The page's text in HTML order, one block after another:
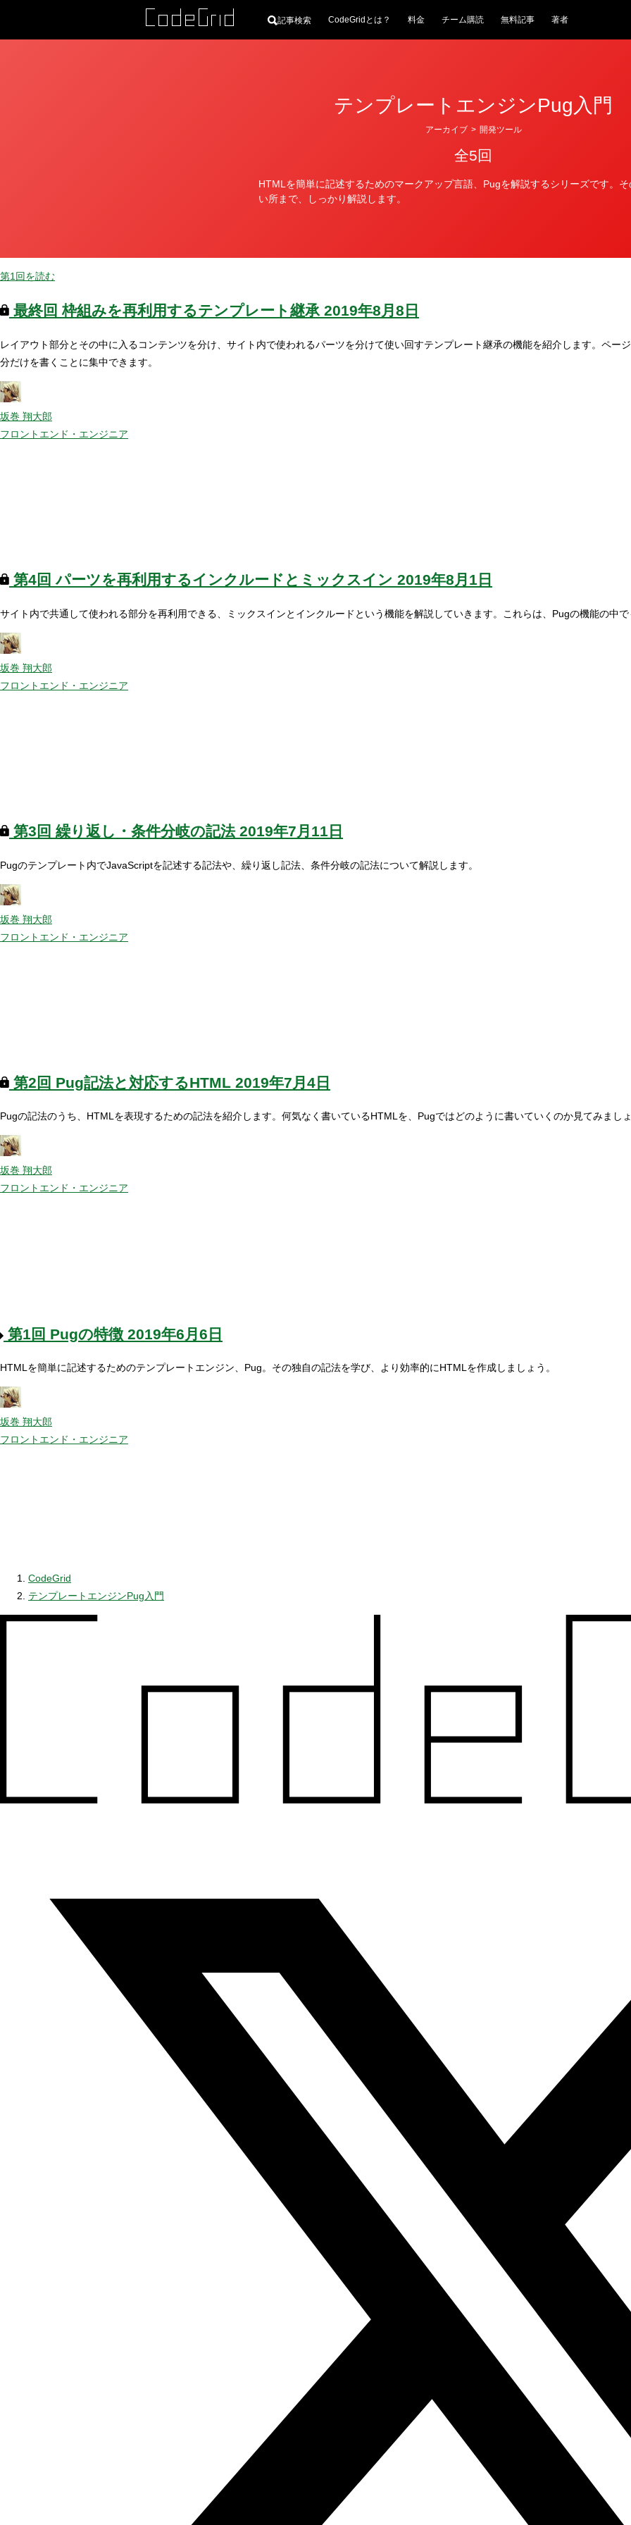
記事検索 CodeGridとは？ 料金 チーム購読 無料記事 著者
テンプレートエンジンPug入門
ー
アーカイブ > 開発ツール
全5回
HTMLを簡単に記述するためのマークアップ言語、Pugを解説するシリーズです。
い所まで、しっかり解説します。
第1回を読む
最終回 枠組みを再利用するテンプレート継承 2019年8月8日
レイアウト部分とその中に入るコンテンツを分け、サイト内で使われるパーツを分けて使い回すテンプレート継承の機能を紹介します。ペ
分だけを書くことに集中できます。
坂巻 翔大郎
フロントエンド・エンジニア
第4回 パーツを再利用するインクルードとミックスイン 2019年8月1日
サイト内で共通して使われる部分を再利用できる、ミックスインとインクルードという機能を解説していきます。これらは、Pugの機能の中
坂巻 翔大郎
フロントエンド・エンジニア
第3回 繰り返し・条件分岐の記法 2019年7月11日
Pugのテンプレート内でJavaScriptを記述する記法や、繰り返し記法、条件分岐の記法について解説します。
坂巻 翔大郎
フロントエンド・エンジニア
第2回 Pug記法と対応するHTML 2019年7月4日
Pugの記法のうち、HTMLを表現するための記法を紹介します。何気なく書いているHTMLを、Pugではどのように書いていくのか見てみまし
坂巻 翔大郎
フロントエンド・エンジニア
第1回 Pugの特徴 2019年6月6日
HTMLを簡単に記述するためのテンプレートエンジン、Pug。その独自の記法を学び、より効率的にHTMLを作成しましょう。
坂巻 翔大郎
フロントエンド・エンジニア
CodeGrid
テンプレートエンジンPug入門